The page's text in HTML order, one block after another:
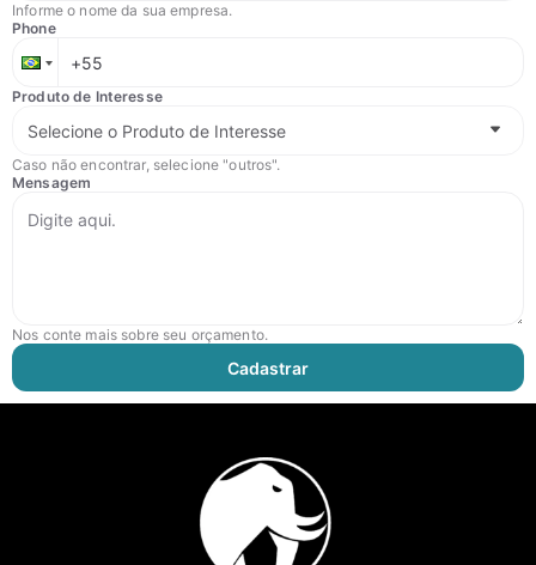
Informe o nome da sua empresa.
Phone
Produto de Interesse
Caso não encontrar, selecione "outros".
Mensagem
Nos conte mais sobre seu orçamento.
Cadastrar